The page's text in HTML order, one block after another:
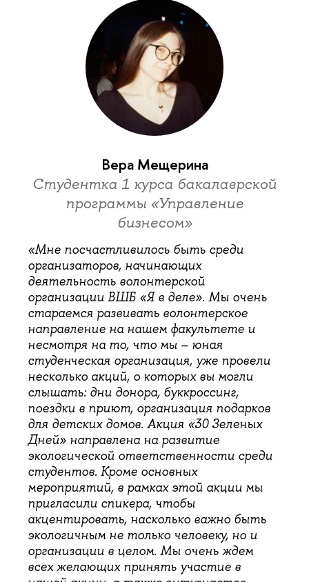
Вера Мещерина
Студентка 1 курса бакалаврской
программы «Управление
бизнесом»
«Мне посчастливилось быть среди
организаторов, начинающих
деятельность волонтерской
организации ВШБ «Я в деле». Мы очень
стараемся развивать волонтерское
направление на нашем факультете и
несмотря на то, что мы – юная
студенческая организация, уже провели
несколько акций, о которых вы могли
слышать: дни донора, буккроссинг,
поездки в приют, организация подарков
для детских домов. Акция «30 Зеленых
Дней» направлена на развитие
экологической ответственности среди
студентов. Кроме основных
мероприятий, в рамках этой акции мы
пригласили спикера, чтобы
акцентировать, насколько важно быть
экологичным не только человеку, но и
организации в целом. Мы очень ждем
всех желающих принять участие в